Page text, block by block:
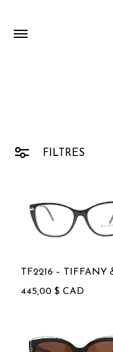
FILTRES
TF2216 – TIFFANY
445,00 $ CAD